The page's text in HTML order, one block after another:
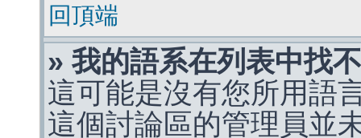
回頂端
» 我的語系在列表中找
這可能是沒有您所用語
這個討論區的管理員並